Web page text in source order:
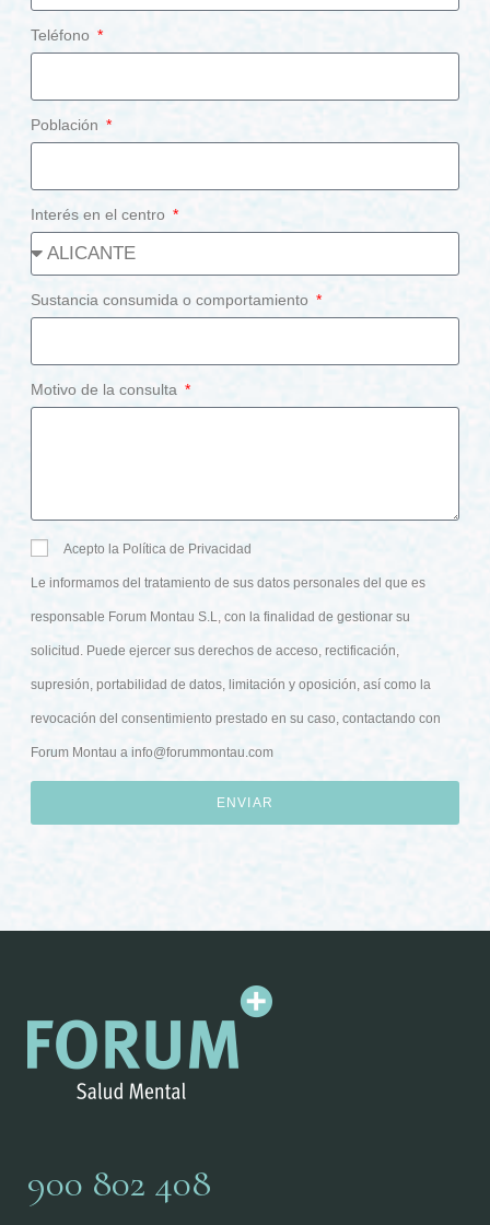
Teléfono
Población
Interés en el centro
Sustancia consumida o comportamiento
Motivo de la consulta
Acepto la Política de Privacidad
Le informamos del tratamiento de sus datos personales del que es
responsable Forum Montau S.L, con la finalidad de gestionar su
solicitud. Puede ejercer sus derechos de acceso, rectificación,
supresión, portabilidad de datos, limitación y oposición, así como la
revocación del consentimiento prestado en su caso, contactando con
Forum Montau ainfo@forummontau.com
ENVIAR
900 802 408